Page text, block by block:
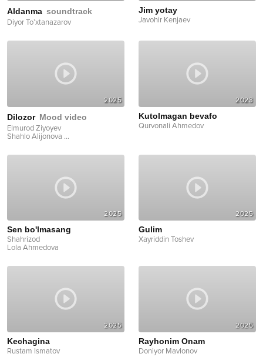
Aldanma soundtrack
Diyor To’xtanazarov
Jim yotay
Javohir Kenjaev
2025
Dilozor Mood video
Elmurod Ziyoyev
Shahlo Alijonova ...
2023
Kutolmagan bevafo
Qurvonali Ahmedov
2025
Sen bo'lmasang
Shahrizod
Lola Ahmedova
2025
Gulim
Xayriddin Toshev
2025
Kechagina
Rustam Ismatov
2025
Rayhonim Onam
Doniyor Mavlonov